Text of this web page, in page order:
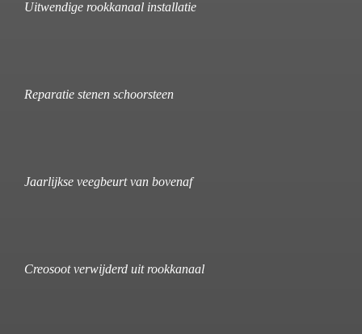
Uitwendige rookkanaal installatie
Reparatie stenen schoorsteen
Jaarlijkse veegbeurt van bovenaf
Creosoot verwijderd uit rookkanaal